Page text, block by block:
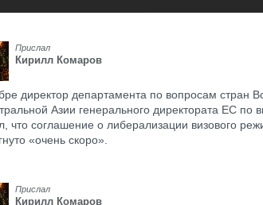
Прислал
Кирилл Комаров
директор департамента по вопросам стран
Азии генерального директората ЕС
что соглашение о либерализации визового
«очень скоро».
Прислал
Кирилл Комаров